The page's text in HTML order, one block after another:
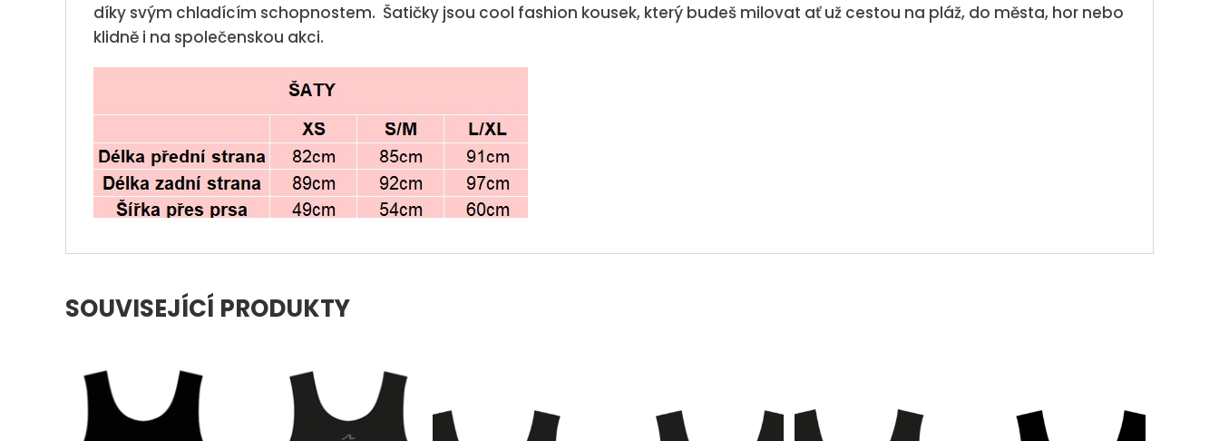
díky svým chladícím schopnostem. Šatičky jsou cool fashion kousek, který budeš milovat ať už cestou na pláž, do města, hor nebo
klidně i na společenskou akci.
SOUVISEJÍCÍ PRODUKTY